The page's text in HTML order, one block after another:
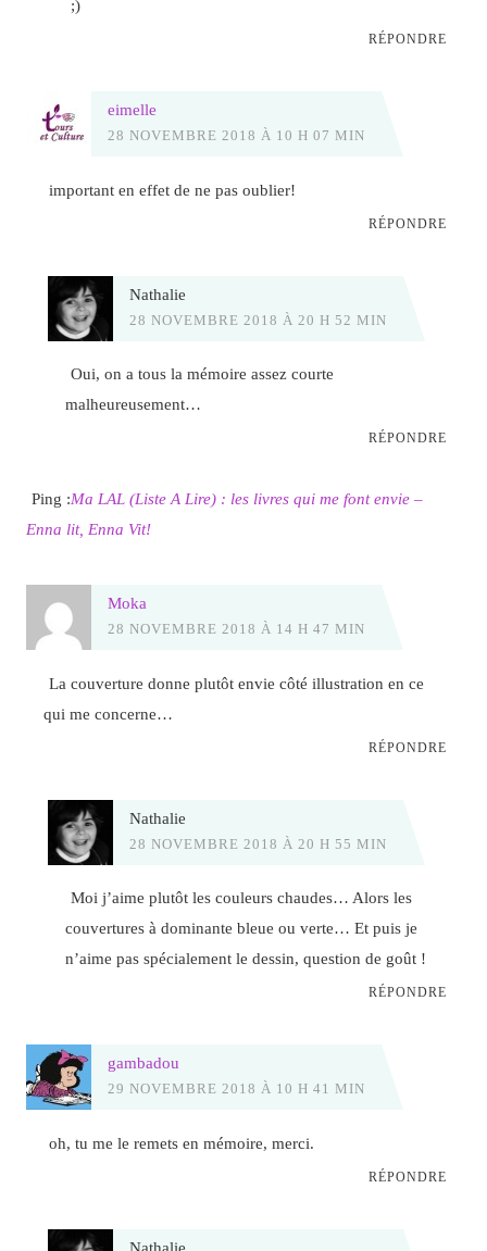
;)
RÉPONDRE
eimelle
28 NOVEMBRE 2018 À 10 H 07 MIN
important en effet de ne pas oublier!
RÉPONDRE
Nathalie
28 NOVEMBRE 2018 À 20 H 52 MIN
Oui, on a tous la mémoire assez courte
malheureusement…
RÉPONDRE
Ping :Ma LAL (Liste A Lire) : les livres qui me font envie –
Enna lit, Enna Vit!
Moka
28 NOVEMBRE 2018 À 14 H 47 MIN
La couverture donne plutôt envie côté illustration en ce
qui me concerne…
RÉPONDRE
Nathalie
28 NOVEMBRE 2018 À 20 H 55 MIN
Moi j’aime plutôt les couleurs chaudes… Alors les
couvertures à dominante bleue ou verte… Et puis je
n’aime pas spécialement le dessin, question de goût !
RÉPONDRE
gambadou
29 NOVEMBRE 2018 À 10 H 41 MIN
oh, tu me le remets en mémoire, merci.
RÉPONDRE
Nathalie